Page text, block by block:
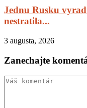
Jednu Rusku
nestratila...
3 augusta, 2026
Zanechajte